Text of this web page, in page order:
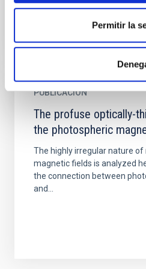
Permitir la
PUBLICACIÓN
The profuse optically-
the photospheric
The highly irregular nature
magnetic fields is analyzed
the connection between
and...